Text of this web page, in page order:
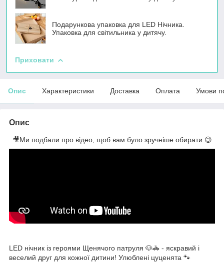
Подарункова упаковка для LED Нічника.
Упаковка для світильника у дитячу.
Приховати
Опис Характеристики Доставка Оплата Умови
Опис
🎥Ми подбали про відео, щоб вам було зручніше обирати 😉
LED нічник із героями Щенячого патруля 🐶🚓 - яскравий і
веселий друг для кожної дитини! Улюблені цуценята 🐾